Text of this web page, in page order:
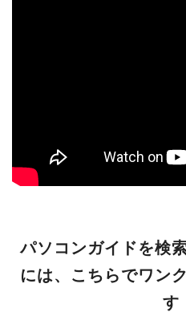
パソコンガイドを検
には、こちらでワン
す